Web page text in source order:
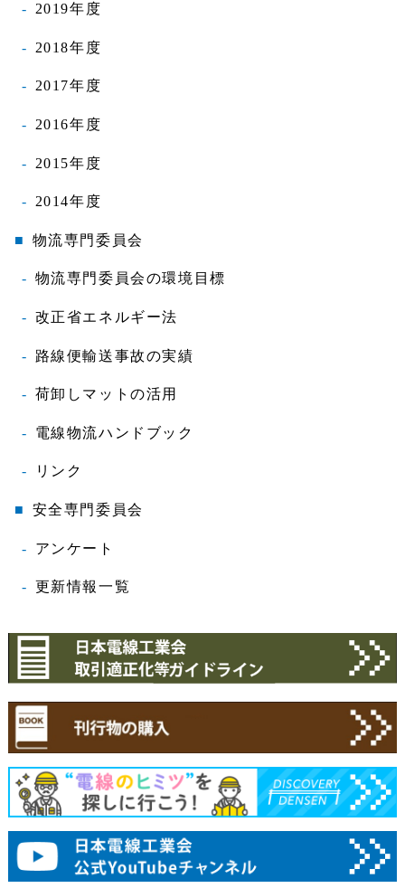
2019年度
2018年度
2017年度
2016年度
2015年度
2014年度
物流専門委員会
物流専門委員会の環境目標
改正省エネルギー法
路線便輸送事故の実績
荷卸しマットの活用
電線物流ハンドブック
リンク
安全専門委員会
アンケート
更新情報一覧